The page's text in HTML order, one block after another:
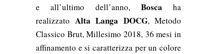
e all’ultimo dell’anno, Bosca ha
realizzato Alta Langa DOCG, Metodo
Classico Brut, Millesimo 2018, 36 mesi in
affinamento e si caratterizza per un colore